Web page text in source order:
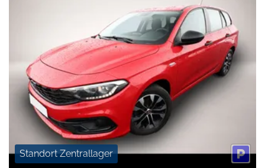
Standort Zentrallager